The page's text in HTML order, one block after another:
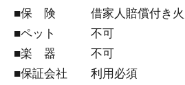
■保 険 借家人賠償付き火
■ペット 不可
■楽 器 不可
■保証会社 利用必須